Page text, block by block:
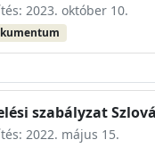
2023. október 10.
szabályzat
2022. május 15.